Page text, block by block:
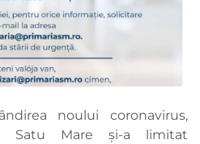
noului coronavirus,
Satu Mare și-a limitat